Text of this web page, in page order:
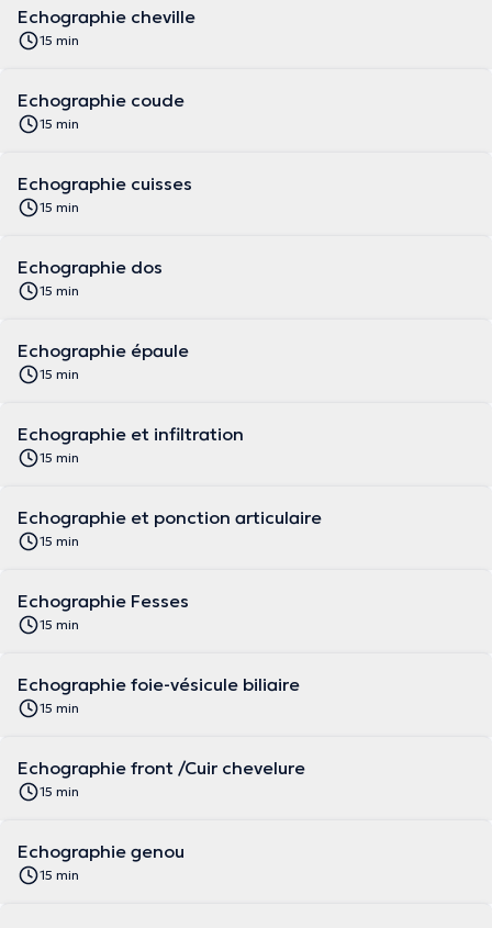
Echographie cheville
15 min
Echographie coude
15 min
Echographie cuisses
15 min
Echographie dos
15 min
Echographie épaule
15 min
Echographie et infiltration
15 min
Echographie et ponction articulaire
15 min
Echographie Fesses
15 min
Echographie foie-vésicule biliaire
15 min
Echographie front /Cuir chevelure
15 min
Echographie genou
15 min